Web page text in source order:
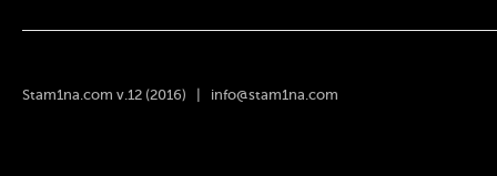
Stam1na.com v.12 (2016) | info@stam1na.com